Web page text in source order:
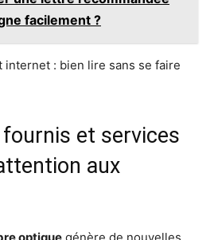
facilement ?
et services
aux